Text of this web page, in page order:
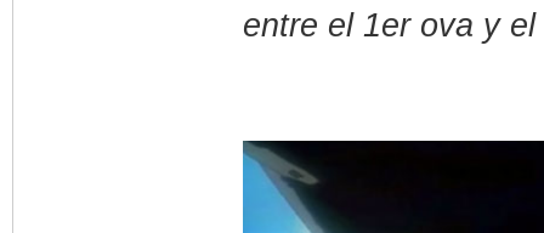
entre el 1er ova y